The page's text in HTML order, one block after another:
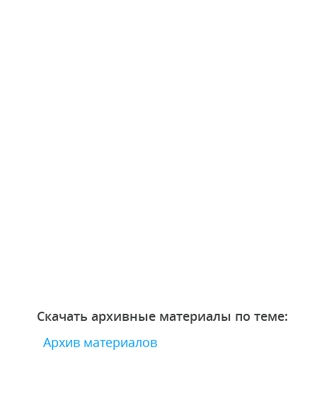
Скачать архивные материалы по теме:
Архив материалов